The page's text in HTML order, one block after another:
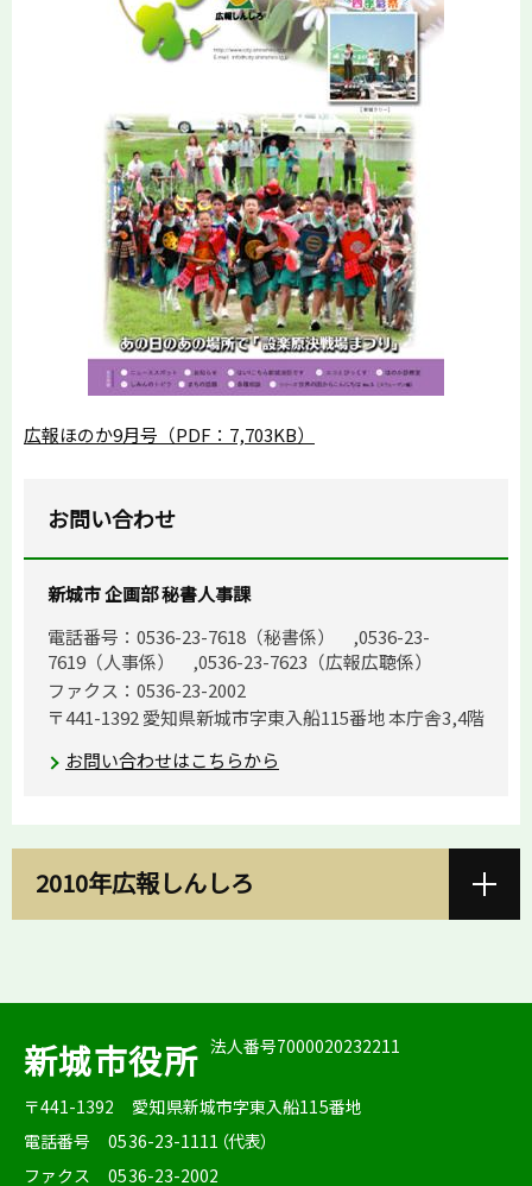
広報ほのか9月号（PDF：7,703KB）
お問い合わせ
新城市 企画部 秘書人事課
電話番号：0536-23-7618（秘書係） ,0536-23-
7619（人事係） ,0536-23-7623（広報広聴係）
ファクス：0536-23-2002
〒441-1392 愛知県新城市字東入船115番地 本庁舎3,4階
お問い合わせはこちらから
2010年広報しんしろ
新城市役所 法人番号7000020232211
〒441-1392
愛知県新城市字東入船115番地
電話番号
0536-23-1111（代表）
ファクス
0536-23-2002